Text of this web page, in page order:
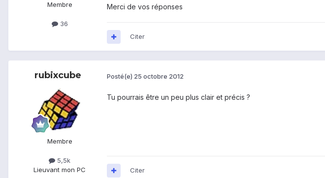
Membre
36
Merci de vos réponses
Citer
rubixcube
Membre
5,5k
Lieuvant mon PC
Posté(e) 25 octobre 2012
Tu pourrais être un peu plus clair et précis ?
Citer